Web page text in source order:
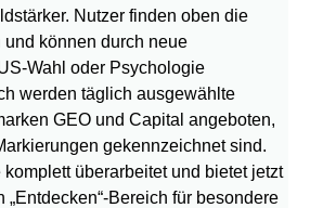
Nutzer finden oben die
können durch neue
Wahl oder Psychologie
werden täglich ausgewählte
GEO und Capital angeboten,
gekennzeichnet sind.
überarbeitet und bietet jetzt
„Entdecken“-Bereich für besondere